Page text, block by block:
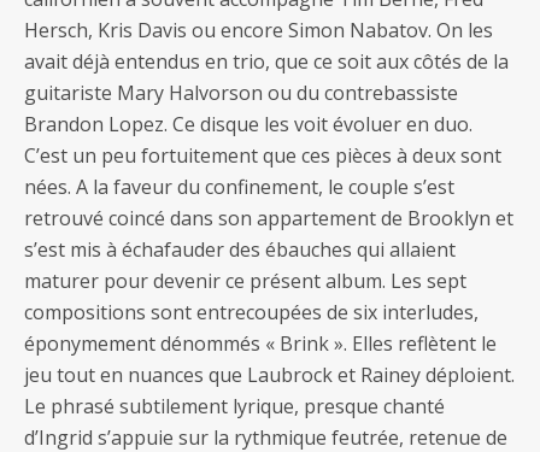
Hersch, Kris Davis ou encore Simon Nabatov. On les
avait déjà entendus en trio, que ce soit aux côtés de la
guitariste Mary Halvorson ou du contrebassiste
Brandon Lopez. Ce disque les voit évoluer en duo.
C’est un peu fortuitement que ces pièces à deux sont
nées. A la faveur du confinement, le couple s’est
retrouvé coincé dans son appartement de Brooklyn et
s’est mis à échafauder des ébauches qui allaient
maturer pour devenir ce présent album. Les sept
compositions sont entrecoupées de six interludes,
éponymement dénommés « Brink ». Elles reflètent le
jeu tout en nuances que Laubrock et Rainey déploient.
Le phrasé subtilement lyrique, presque chanté
d’Ingrid s’appuie sur la rythmique feutrée, retenue de